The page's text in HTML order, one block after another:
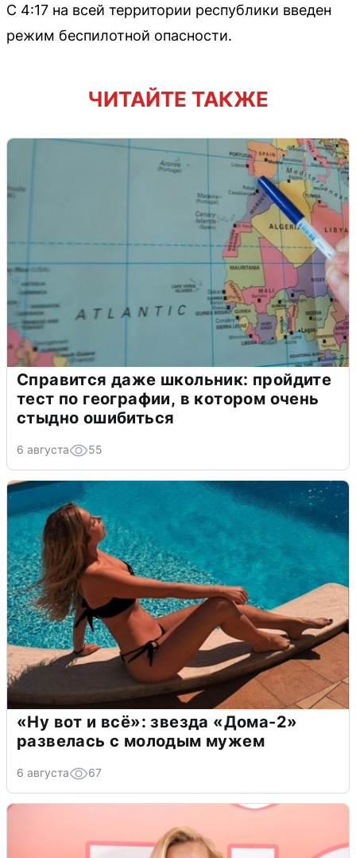
С 4:17 на всей территории республики введен
режим беспилотной опасности.
ЧИТАЙТЕ ТАКЖЕ
Справится даже школьник: пройдите
тест по географии, в котором очень
стыдно ошибиться
6 августа 55
«Ну вот и всё»: звезда «Дома-2»
развелась с молодым мужем
6 августа 67